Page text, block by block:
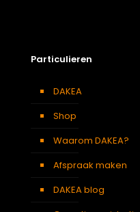
Particulieren
DAKEA
Shop
Waarom DAKEA?
Afspraak maken
DAKEA blog